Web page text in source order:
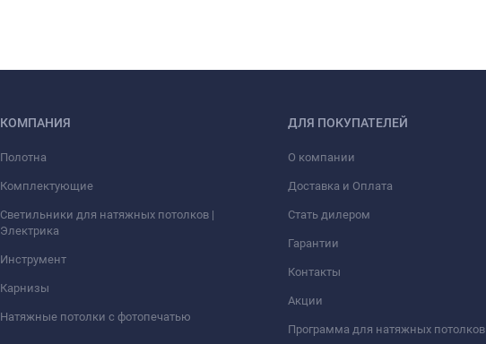
КОМПАНИЯ
Полотна
Комплектующие
Светильники для натяжных потолков |
Электрика
Инструмент
Карнизы
Натяжные потолки с фотопечатью
ДЛЯ ПОКУПАТЕЛЕЙ
О компании
Доставка и Оплата
Стать дилером
Гарантии
Контакты
Акции
Программа для натяжных потолков